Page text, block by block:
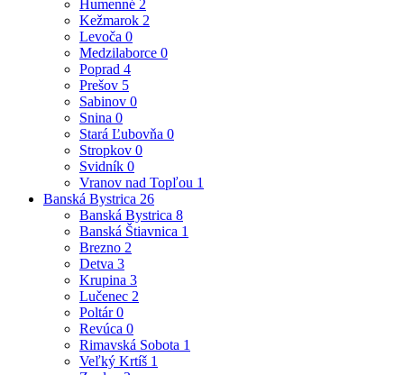
Humenné 2
Kežmarok 2
Levoča 0
Medzilaborce 0
Poprad 4
Prešov 5
Sabinov 0
Snina 0
Stará Ľubovňa 0
Stropkov 0
Svidník 0
Vranov nad Topľou 1
Banská Bystrica 26
Banská Bystrica 8
Banská Štiavnica 1
Brezno 2
Detva 3
Krupina 3
Lučenec 2
Poltár0
Revúca 0
Rimavská Sobota 1
Veľký Krtíš 1